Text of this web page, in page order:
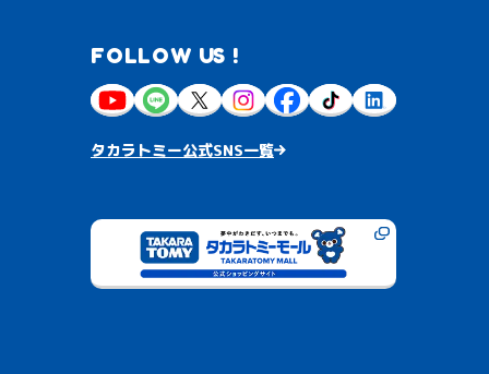
FOLLOW US !
タカラトミー公式SNS一覧